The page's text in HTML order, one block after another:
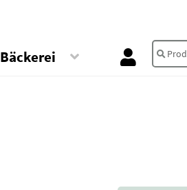
Bäckerei
Suche
nach:
Suchen